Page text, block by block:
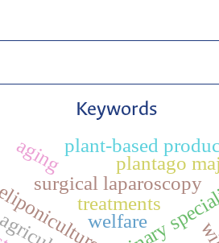
Keywords
veterinary
surgical laparoscopy
plantago
welfare
plant-based
treatments
aging